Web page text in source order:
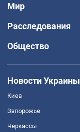
Мир
Расследования
Общество
Новости Украины
Киев
Запорожье
Черкассы